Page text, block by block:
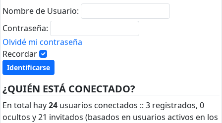
Nombre de Usuario:
Contraseña:
Olvidé mi contraseña
Recordar
¿QUIÉN ESTÁ CONECTADO?
En total hay24 usuarios conectados :: 3 registrados, 0
ocultos y 21 invitados (basados en usuarios activos en los